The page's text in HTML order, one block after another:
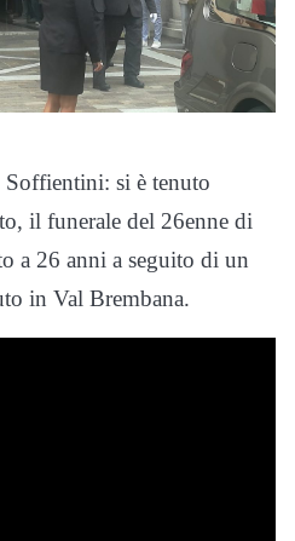
si è tenuto
il funerale del 26enne di
a 26 anni a seguito di un
in Val Brembana.